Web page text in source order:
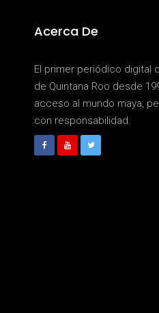
Acerca De
El primer periódico digital
de Quintana Roo desde
acceso al mundo maya,
con responsabilidad.